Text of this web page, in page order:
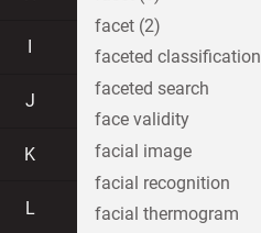
J
K
L
facet (2)
faceted classification
faceted search
face validity
facial image
facial recognition
facial thermogram